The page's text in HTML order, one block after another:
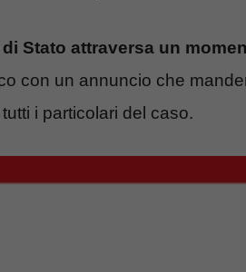
di Stato attraversa un
con un annuncio che
i particolari del caso.